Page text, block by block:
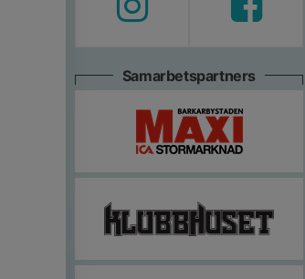
Samarbetspartners